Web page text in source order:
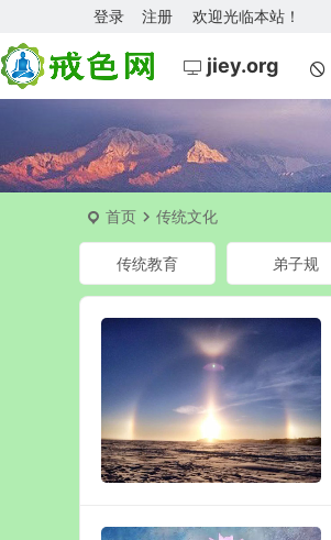
欢迎光临本站！
登录 注册
jiey.org
首页 传统文化
传统教育 弟子规